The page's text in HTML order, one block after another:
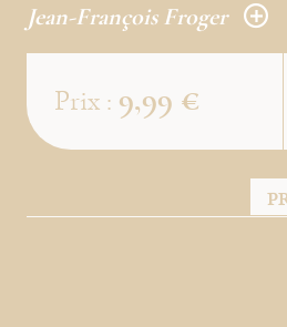
Jean-François Froger
Prix : 9,99 €